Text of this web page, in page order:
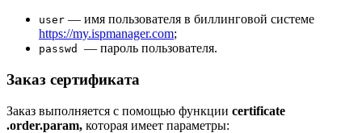
user — имя пользователя в биллинговой системе
https://my.ispmanager.com;
passwd — пароль пользователя.
Заказ сертификата
Заказ выполняется с помощью функции certificate
.order.param, которая имеет параметры: